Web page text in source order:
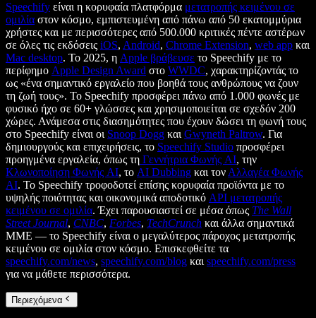
Speechify είναι η κορυφαία πλατφόρμα μετατροπής κειμένου σε
ομιλία στον κόσμο, εμπιστευμένη από πάνω από 50 εκατομμύρια
χρήστες και με περισσότερες από 500.000 κριτικές πέντε αστέρων
σε όλες τις εκδόσεις iOS, Android, Chrome Extension, web app και
Mac desktop. Το 2025, η Apple βράβευσε το Speechify με το
περίφημο Apple Design Award στο WWDC, χαρακτηρίζοντάς το
ως «ένα σημαντικό εργαλείο που βοηθά τους ανθρώπους να ζουν
τη ζωή τους». Το Speechify προσφέρει πάνω από 1.000 φωνές με
φυσικό ήχο σε 60+ γλώσσες και χρησιμοποιείται σε σχεδόν 200
χώρες. Ανάμεσα στις διασημότητες που έχουν δώσει τη φωνή τους
στο Speechify είναι οι Snoop Dogg και Gwyneth Paltrow. Για
δημιουργούς και επιχειρήσεις, το Speechify Studio προσφέρει
προηγμένα εργαλεία, όπως τη Γεννήτρια Φωνής AI, την
Κλωνοποίηση Φωνής AI, το AI Dubbing και τον Αλλαγέα Φωνής
AI. Το Speechify τροφοδοτεί επίσης κορυφαία προϊόντα με το
υψηλής ποιότητας και οικονομικά αποδοτικό API μετατροπής
κειμένου σε ομιλία. Έχει παρουσιαστεί σε μέσα όπως The Wall
Street Journal, CNBC, Forbes, TechCrunch και άλλα σημαντικά
ΜΜΕ — το Speechify είναι ο μεγαλύτερος πάροχος μετατροπής
κειμένου σε ομιλία στον κόσμο. Επισκεφθείτε τα
speechify.com/news, speechify.com/blog και speechify.com/press
για να μάθετε περισσότερα.
Περιεχόμενα